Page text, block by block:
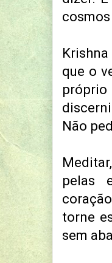
que o
Não
pelas
torne
sem